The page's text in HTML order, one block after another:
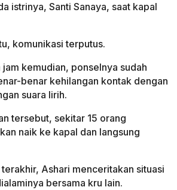
istrinya, Santi Sanaya, saat kapal
komunikasi terputus.
kemudian, ponselnya sudah
benar kehilangan kontak dengan
suara lirih.
tersebut, sekitar 15 orang
naik ke kapal dan langsung
Ashari menceritakan situasi
bersama kru lain.